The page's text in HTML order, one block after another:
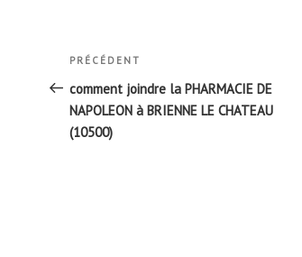
Navigation
de
l’article
Article
précédent
PRÉCÉDENT
comment joindre la PHARMACIE DE
NAPOLEON à BRIENNE LE CHATEAU
(10500)